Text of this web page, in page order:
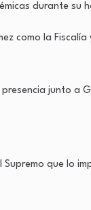
durante su
como la
junto a
que lo